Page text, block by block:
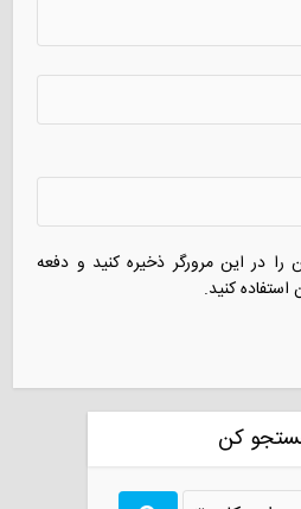
را در این مرورگر ذخیره کنید و دفعه
کنید.
کن